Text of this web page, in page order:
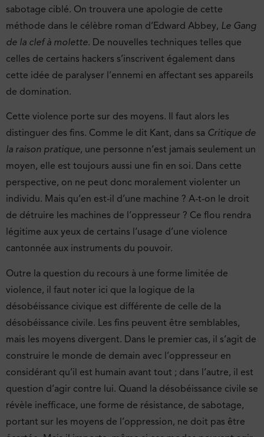
sabotage ciblé. On trouvera une apologie de cette
méthode dans le célèbre roman d’Edward Abbey, Le Gang
de la clef à molette. De nouvelles techniques telles que
celles de certains hackers s’inscrivent également dans
cette idée de paralyser l’ennemi en affectant ses appareils
de domination.
Cette violence porte sur des moyens. Il faut alors les
distinguer des fins. Comme le dit Kant, dans sa Critique de
la raison pratique, une personne n’est jamais seulement un
moyen, elle est toujours aussi une fin en soi. Dans cette
perspective, on ne peut donc moralement violenter un
individu. Mais qu’en est-il d’une machine ? A-t-on le droit
de détruire les machines de l’oppresseur ? Ce flou rendra
légitime aux yeux de certains l’usage d’une violence
cantonnée aux instruments du pouvoir.
Outre la question du recours à une forme limitée de
violence, il faut noter ici que la logique de la
désobéissance civique est différente de celle de la
désobéissance civile. Les fins peuvent être semblables,
mais les moyens divergent. Dans le premier cas, il s’agit de
construire le monde de demain avec l’oppresseur en
considérant qu’il est humain avant tout ; dans l’autre, il est
question d’agir contre lui. Quand la désobéissance civile se
révèle inefficace, une forme de résistance, de sabotage,
portant sur les moyens de l’oppression, ne doit pas être